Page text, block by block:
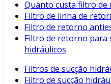
Quanto custa filtro
Filtro de linha de
Filtro de retorno
Filtro de retorno para
hidráulicos
Filtros de sucção
Filtro de sucção